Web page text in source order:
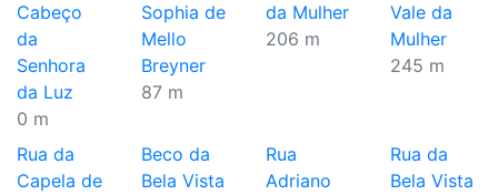
Cabeço
da
Senhora
da Luz
0 m
Sophia de
Mello
Breyner
87 m
da Mulher
206 m
Vale da
Mulher
245 m
Rua da
Capela de
Beco da
Bela Vista
Rua
Adriano
Rua da
Bela Vista